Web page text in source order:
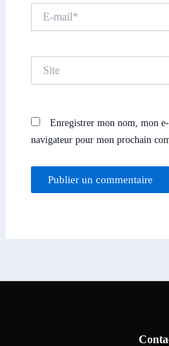
mail*
Enregistrer mon nom, mon
navigateur pour mon prochain